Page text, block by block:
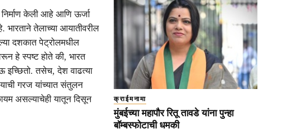
केली आहे आणि ऊर्जा
भारताने तेलाच्या आयातीवरील
दशकात पेट्रोलमधील
हे स्पष्ट होते की, भारत
इच्छितो. तसेच, देश वाढत्या
गरज यांच्यात संतुलन
असल्याचेही यातून दिसून
क्राईमनामा
मुंबईच्या महापौर रितू तावडे यांना पुन्हा
बॉम्बस्फोटाची धमकी